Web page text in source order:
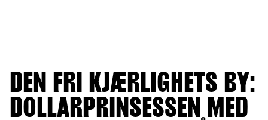
DEN FRI KJÆRLIGHETS BY:
DOLLARPRINSESSEN MED